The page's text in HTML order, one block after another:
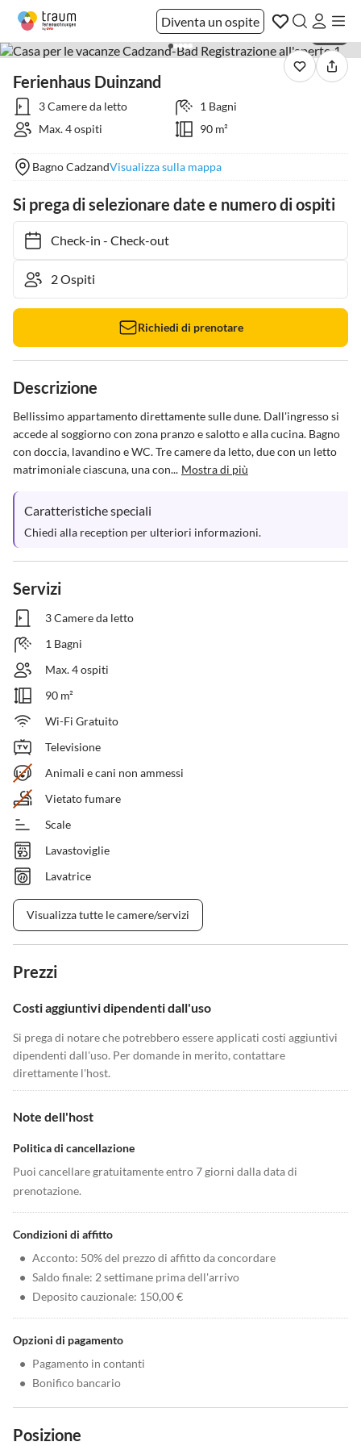
Diventa un ospite
Ferienhaus Duinzand
3 Camere da letto
1 Bagni
Max. 4 ospiti
90 m²
Bagno CadzandVisualizza sulla mappa
Si prega di selezionare date e numero di ospiti
Check-in- Check-out
Richiedi di prenotare
Descrizione
Bellissimo appartamento direttamente sulle dune. Dall'ingresso si
accede al soggiorno con zona pranzo e salotto e alla cucina. Bagno
con doccia, lavandino e WC. Tre camere da letto, due con un letto
matrimoniale ciascuna, una con... Mostra di più
Caratteristiche speciali
Chiedi alla reception per ulteriori informazioni.
Servizi
3 Camere da letto
1 Bagni
Max. 4 ospiti
90 m²
Wi-Fi Gratuito
Televisione
Animali e cani non ammessi
Vietato fumare
Scale
Lavastoviglie
Lavatrice
Visualizza tutte le camere/servizi
Prezzi
Costi aggiuntivi dipendenti dall'uso
Si prega di notare che potrebbero essere applicati costi aggiuntivi
dipendenti dall'uso. Per domande in merito, contattare
direttamente l'host.
Note dell'host
Politica di cancellazione
Puoi cancellare gratuitamente entro 7 giorni dalla data di
prenotazione.
Condizioni di affitto
• Acconto: 50% del prezzo di affitto da concordare
• Saldo finale: 2 settimane prima dell'arrivo
• Deposito cauzionale: 150,00 €
Opzioni di pagamento
• Pagamento in contanti
• Bonifico bancario
Posizione